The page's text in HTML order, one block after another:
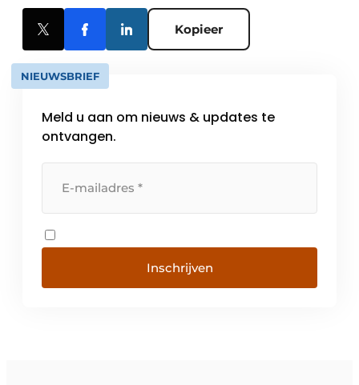
Kopieer
NIEUWSBRIEF
Meld u aan om nieuws & updates te
ontvangen.
Inschrijven